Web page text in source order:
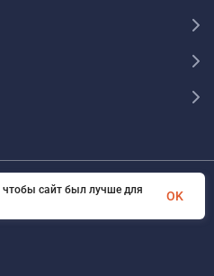
Все права защищены
сайт был лучше для
OK